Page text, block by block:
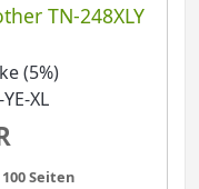
TN-248XLY
(5%)
XL
Seiten